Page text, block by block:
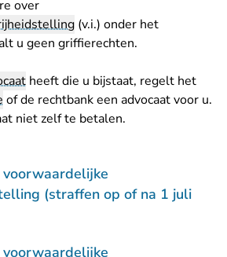
over
(v.i.) onder het
u geen griffierechten.
heeft die u bijstaat, regelt het
of de rechtbank een advocaat voor u.
niet zelf te betalen.
voorwaardelijke
(straffen op of na 1 juli
voorwaardelijke